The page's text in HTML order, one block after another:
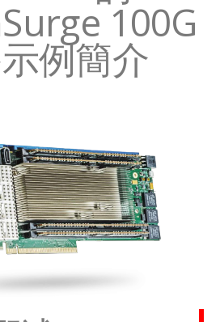
100G
例簡介